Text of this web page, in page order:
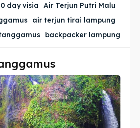
day visia
Air Terjun Putri Malu
air terjun tirai lampung
backpacker lampung